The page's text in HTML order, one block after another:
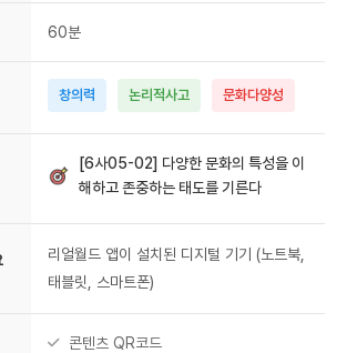
60분
창의력 논리적사고 문화다양성
[6사05-02] 다양한 문화의 특성을 이
해하고 존중하는 태도를 기른다
리얼월드 앱이 설치된 디지털 기기 (노트북,
태블릿, 스마트폰)
콘텐츠 QR코드